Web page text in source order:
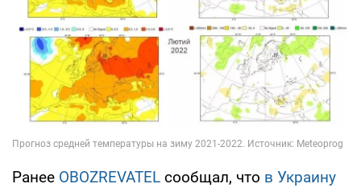
Ранее OBOZREVATEL сообщал, что в Украину